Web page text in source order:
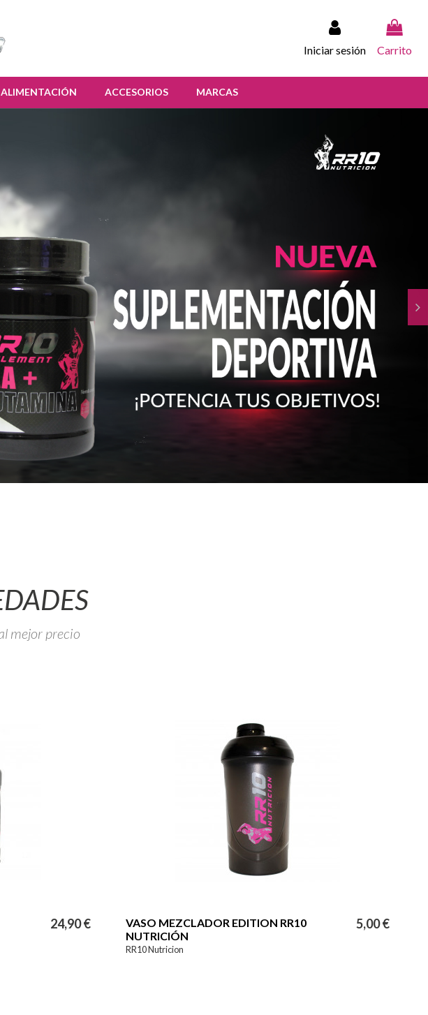
Iniciar sesión Carrito
ALIMENTACIÓN ACCESORIOS MARCAS
mejor precio
24,90 €
VASO MEZCLADOR EDITION RR10
NUTRICIÓN
RR10 Nutricion
5,00 €